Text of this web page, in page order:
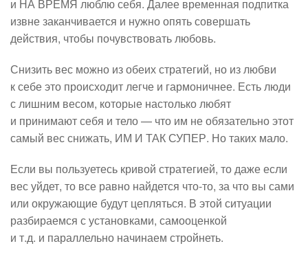
и НА ВРЕМЯ люблю себя. Далее временная подпитка
извне заканчивается и нужно опять совершать
действия, чтобы почувствовать любовь.
Снизить вес можно из обеих стратегий, но из любви
к себе это происходит легче и гармоничнее. Есть люди
с лишним весом, которые настолько любят
и принимают себя и тело — что им не обязательно этот
самый вес снижать, ИМ И ТАК СУПЕР. Но таких мало.
Если вы пользуетесь кривой стратегией, то даже если
вес уйдет, то все равно найдется что-то, за что вы сами
или окружающие будут цепляться. В этой ситуации
разбираемся с установками, самооценкой
и т.д. и параллельно начинаем стройнеть.